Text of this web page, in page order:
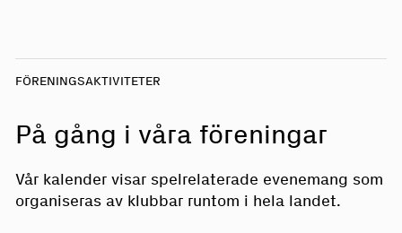
FÖRENINGSAKTIVITETER
På gång i våra föreningar
Vår kalender visar spelrelaterade evenemang som
organiseras av klubbar runtom i hela landet.